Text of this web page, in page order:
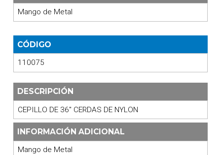
Mango de Metal
CÓDIGO
110075
DESCRIPCIÓN
CEPILLO DE 36" CERDAS DE NYLON
INFORMACIÓN ADICIONAL
Mango de Metal